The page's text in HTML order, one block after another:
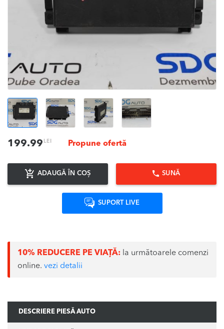
199.99 LEI Propune ofertă
ADAUGĂ ÎN COȘ SUNĂ
SUPORT LIVE
10% REDUCERE PE VIAȚĂ: la următoarele comenzi
online. vezi detalii
DESCRIERE PIESĂ AUTO